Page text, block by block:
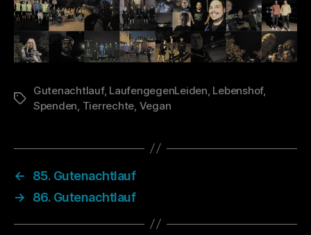
Schlagwörter
Gutenachtlauf, LaufengegenLeiden Lebenshof,
Spenden Tierrechte Vegan
←
85. Gutenachtlauf
→
86. Gutenachtlauf